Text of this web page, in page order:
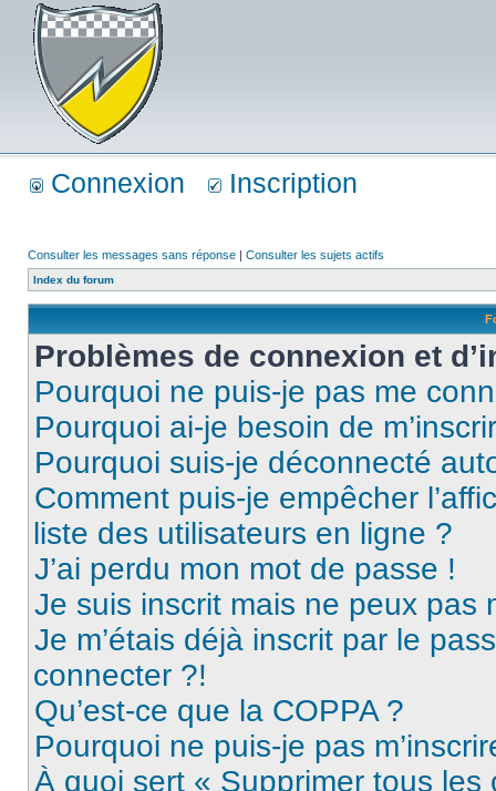
Connexion Inscription
Consulter les messages sans réponse | Consulter les sujets actifs
Index du forum
Problèmes de connexion et
Pourquoi ne puis-je pas me
Pourquoi ai-je besoin de
Pourquoi suis-je déconnecté
Comment puis-je empêcher
liste des utilisateurs en ligne ?
J’ai perdu mon mot de passe !
Je suis inscrit mais ne peux pas
Je m’étais déjà inscrit par le
connecter ?!
Qu’est-ce que la COPPA ?
Pourquoi ne puis-je pas
À quoi sert « Supprimer tous les